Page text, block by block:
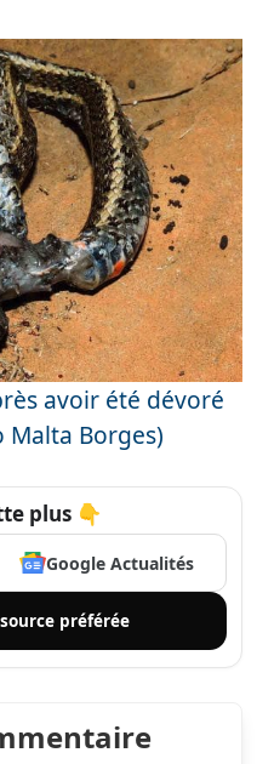
avoir été dévoré
Borges)
plus 👇
Google Actualités
source préférée